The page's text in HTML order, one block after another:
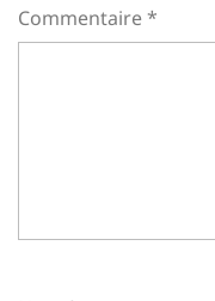
Commentaire*